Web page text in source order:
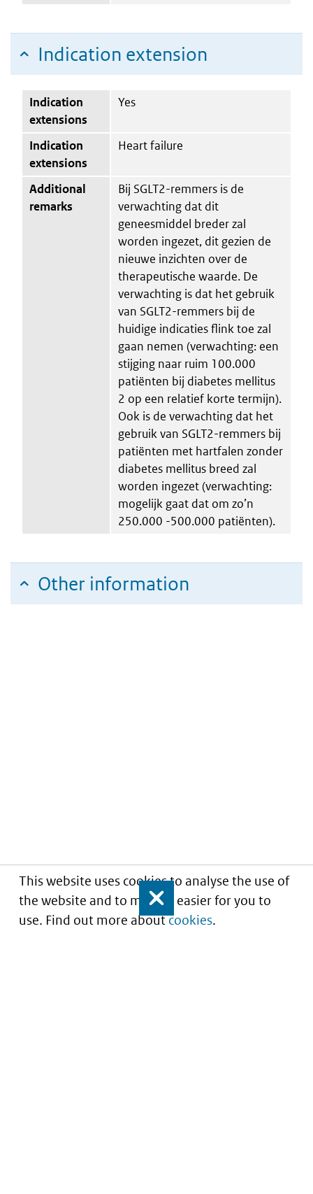
This website uses cookies to analyse the use of
the website and to make it easier for you to
use. Find out more aboutcookies.
Close
Indication extension
Indication
extensions
Yes
Indication
extensions
Heart failure
Additional
remarks
Bij SGLT2-remmers is de
verwachting dat dit
geneesmiddel breder zal
worden ingezet, dit gezien de
nieuwe inzichten over de
therapeutische waarde. De
verwachting is dat het gebruik
van SGLT2-remmers bij de
huidige indicaties flink toe zal
gaan nemen (verwachting: een
stijging naar ruim 100.000
patiënten bij diabetes mellitus
2 op een relatief korte termijn).
Ook is de verwachting dat het
gebruik van SGLT2-remmers bij
patiënten met hartfalen zonder
diabetes mellitus breed zal
worden ingezet (verwachting:
mogelijk gaat dat om zo’n
250.000 -500.000 patiënten).
Other information